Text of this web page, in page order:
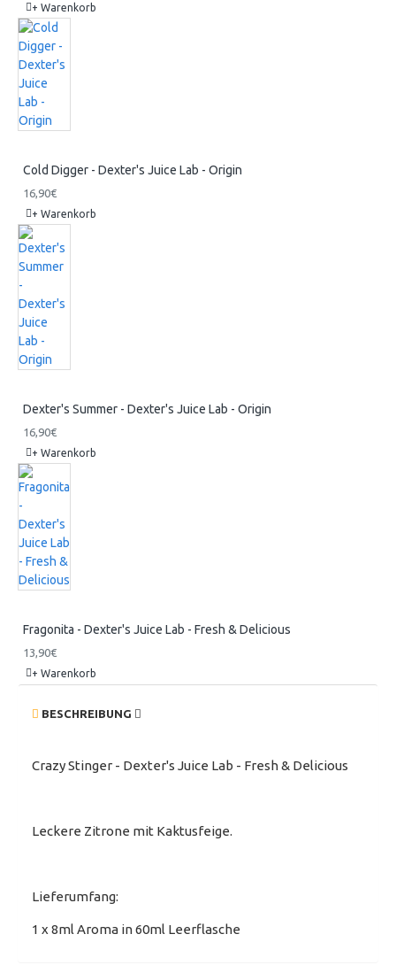
+ Warenkorb
Cold Digger - Dexter's Juice Lab - Origin
16,90€
+ Warenkorb
Dexter's Summer - Dexter's Juice Lab - Origin
16,90€
+ Warenkorb
Fragonita - Dexter's Juice Lab - Fresh & Delicious
13,90€
+ Warenkorb
BESCHREIBUNG
Crazy Stinger - Dexter's Juice Lab - Fresh & Delicious
Leckere Zitrone mit Kaktusfeige.
Lieferumfang:
1 x 8ml Aroma in 60ml Leerflasche